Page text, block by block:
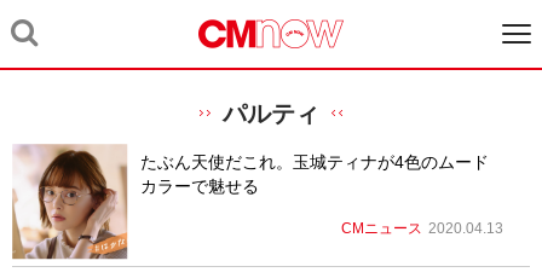
パルティ
たぶん天使だこれ。玉城ティナが4色のムード
カラーで魅せる
CMニュース 2020.04.13